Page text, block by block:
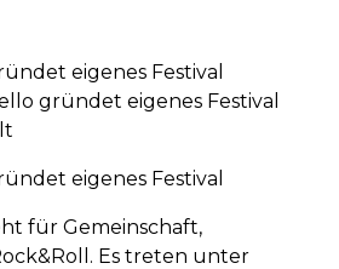
eigenes Festival
gründet eigenes Festival
eigenes Festival
für Gemeinschaft,
Es treten unter